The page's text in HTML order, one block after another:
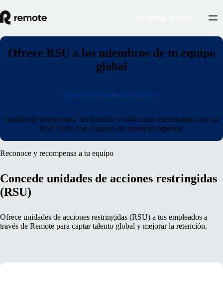
Ofrece RSU a los miembros de tu equipo
global
Gestión de retenciones, declaración y más cosas relacionadas con las
RSU, todo con el apoyo de nuestros expertos.
Concertar demostración
Reconoce y recompensa a tu equipo
Concede unidades de acciones restringidas
(RSU)
Ofrece unidades de acciones restringidas (RSU) a tus empleados a
través de Remote para captar talento global y mejorar la retención.